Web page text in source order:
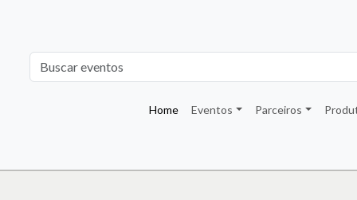
Home Eventos Parceiros